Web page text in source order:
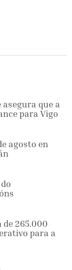
asegura que a
para Vigo
agosto en
de 265.000
para a